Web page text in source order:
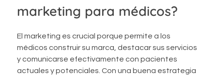
marketing para médicos?
El marketing es crucial porque permite a los
médicos construir su marca, destacar sus servicios
y comunicarse efectivamente con pacientes
actuales y potenciales. Con una buena estrategia